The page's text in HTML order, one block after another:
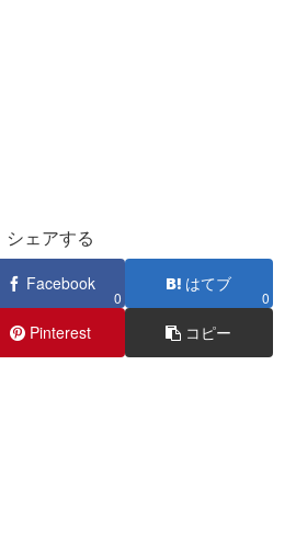
シェアする
Facebook
0
はてブ
0
Pinterest コピー